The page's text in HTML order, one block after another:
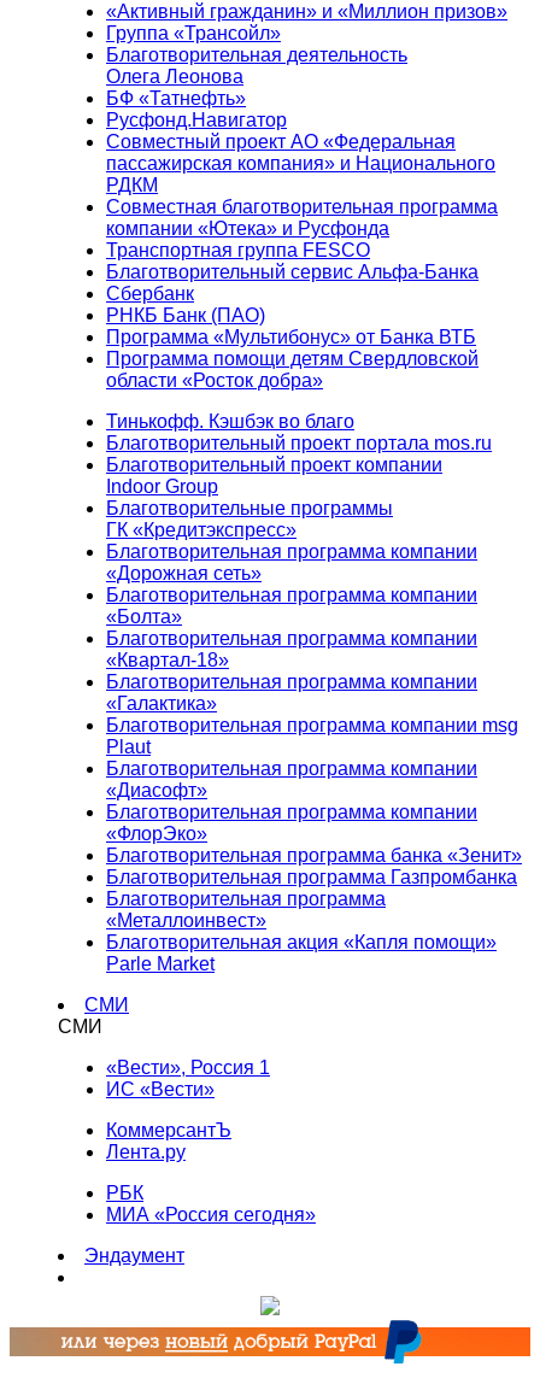
«Активный гражданин» и «Миллион призов»
Группа «Трансойл»
Благотворительная деятельность
Олега Леонова
БФ «Татнефть»
Русфонд.Навигатор
Совместный проект АО «Федеральная
пассажирская компания» и Национального
РДКМ
Совместная благотворительная программа
компании «Ютека» и Русфонда
Транспортная группа FESCO
Благотворительный сервис Альфа-Банка
Сбербанк
РНКБ Банк (ПАО)
Программа «Мультибонус» от Банка ВТБ
Программа помощи детям Свердловской
области «Росток добра»
Тинькофф. Кэшбэк во благо
Благотворительный проект портала mos.ru
Благотворительный проект компании
Indoor Group
Благотворительные программы
ГК «Кредитэкспресс»
Благотворительная программа компании
«Дорожная сеть»
Благотворительная программа компании
«Болта»
Благотворительная программа компании
«Квартал-18»
Благотворительная программа компании
«Галактика»
Благотворительная программа компании msg
Plaut
Благотворительная программа компании
«Диасофт»
Благотворительная программа компании
«ФлорЭко»
Благотворительная программа банка «Зенит»
Благотворительная программа Газпромбанка
Благотворительная программа
«Металлоинвест»
Благотворительная акция «Капля помощи»
Parle Market
СМИ
СМИ
«Вести», Россия 1
ИС «Вести»
КоммерсантЪ
Лента.ру
РБК
МИА «Россия сегодня»
Эндаумент